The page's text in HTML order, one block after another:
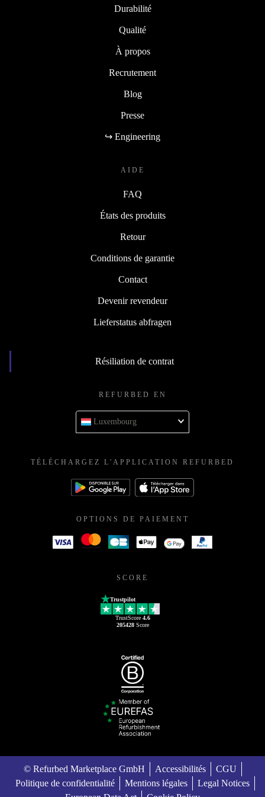
Durabilité
Qualité
À propos
Recrutement
Blog
Presse
↪ Engineering
AIDE
FAQ
États des produits
Retour
Conditions de garantie
Contact
Devenir revendeur
Lieferstatus abfragen
Résiliation de contrat
REFURBED EN
Luxembourg
TÉLÉCHARGEZ L'APPLICATION REFURBED
OPTIONS DE PAIEMENT
SCORE
Trustpilot
TrustScore 4.6
205428Score
© Refurbed Marketplace GmbH Accessibilités
CGU
Politique de confidentialité
Mentions légales
Legal Notices